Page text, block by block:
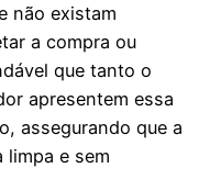
não existam
a compra ou
que tanto o
apresentem essa
assegurando que a
limpa e sem